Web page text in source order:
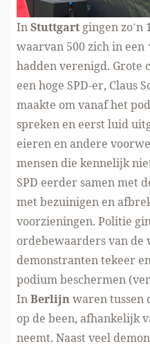
InStuttgart gingen zo’n
waarvan 500 zich in een
hadden verenigd. Grote
een hoge SPD-er, Claus
maakte om vanaf het
spreken en eerst luid
eieren en andere
mensen die kennelijk
SPD eerder samen met
met bezuinigen en
voorzieningen. Politie
ordebewaarders van de
demonstranten tekeer
podium beschermen (
InBerlijnwaren tussen
op de been, afhankelijk
neemt. Naast veel